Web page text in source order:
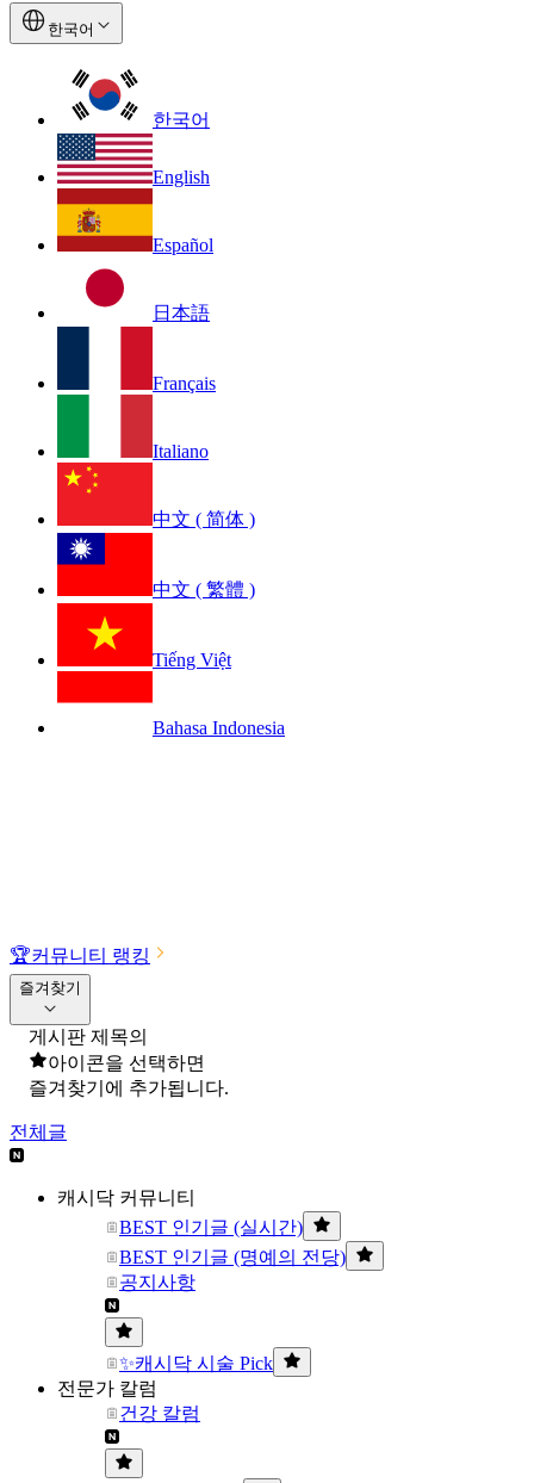
한국어
한국어
English
Español
日本語
Français
Italiano
中文 ( 简体 )
中文 ( 繁體 )
Tiếng Việt
Bahasa Indonesia
🏆커뮤니티 랭킹
즐겨찾기
게시판 제목의
아이콘을 선택하면
즐겨찾기에 추가됩니다.
전체글
캐시닥 커뮤니티
BEST 인기글 (실시간)
BEST 인기글 (명예의 전당)
공지사항
✨캐시닥 시술 Pick
전문가 칼럼
건강 칼럼